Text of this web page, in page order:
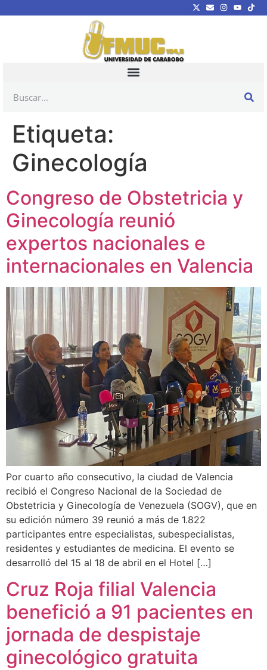
Etiqueta:
Ginecología
Congreso de Obstetricia y
Ginecología reunió
expertos nacionales e
internacionales en Valencia
Por cuarto año consecutivo, la ciudad de Valencia
recibió el Congreso Nacional de la Sociedad de
Obstetricia y Ginecología de Venezuela (SOGV), que en
su edición número 39 reunió a más de 1.822
participantes entre especialistas, subespecialistas,
residentes y estudiantes de medicina. El evento se
desarrolló del 15 al 18 de abril en el Hotel […]
Cruz Roja filial Valencia
benefició a 91 pacientes en
jornada de despistaje
ginecológico gratuita